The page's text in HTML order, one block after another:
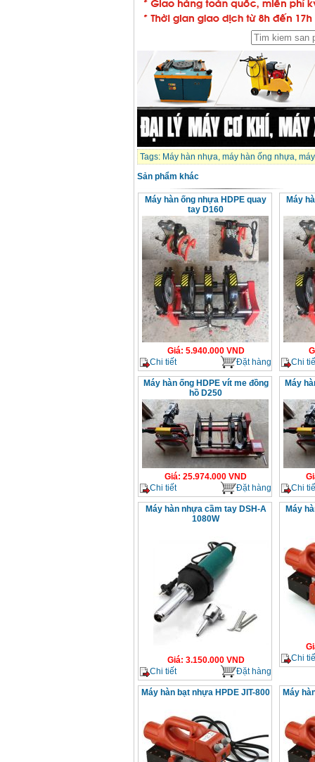
Tags: Máy hàn nhựa, máy hàn ống nhựa,
Sản phẩm khác
Máy hàn ống nhựa HDPE quay
tay D160
Giá: 5.940.000VND
Chi tiết
Đặt hàng
Máy
Chi
Máy hàn ống HDPE vít me đồng
hồ D250
Giá: 25.974.000 VND
Chi tiết
Đặt hàng
Máy
Chi
Máy hàn nhựa cầm tay DSH-A
1080W
Giá: 3.150.000VND
Chi tiết
Đặt hàng
Máy
Chi
Máy hàn bạt nhựa HPDE JIT-800 Máy